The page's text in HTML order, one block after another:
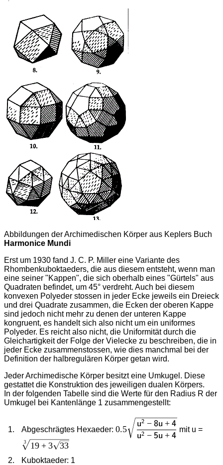
Abbildungen der Archimedischen Körper aus Keplers Buch
Harmonice Mundi
Erst um 1930 fand J. C. P. Miller eine Variante des
Rhombenkuboktaeders, die aus diesem entsteht, wenn man
eine seiner "Kappen", die sich oberhalb eines "Gürtels" aus
Quadraten befindet, um 45° verdreht. Auch bei diesem
konvexen Polyeder stossen in jeder Ecke jeweils ein Dreieck
und drei Quadrate zusammen, die Ecken der oberen Kappe
sind jedoch nicht mehr zu denen der unteren Kappe
kongruent, es handelt sich also nicht um ein uniformes
Polyeder. Es reicht also nicht, die Uniformität durch die
Gleichartigkeit der Folge der Vielecke zu beschreiben, die in
jeder Ecke zusammenstossen, wie dies manchmal bei der
Definition der halbregulären Körper getan wird.
Jeder Archimedische Körper besitzt eine Umkugel. Diese
gestattet die Konstruktion des jeweiligen dualen Körpers.
In der folgenden Tabelle sind die Werte für den Radius R der
Umkugel bei Kantenlänge 1 zusammengestellt:
Abgeschrägtes Hexaeder:
0.5\sqrt\dfrac{\sf
u^2-8u+4}{\sf
0.5
u2 − 5u + 4
u2 − 8u + 4
mit u =
3 19 + 3 33
Kuboktaeder: 1